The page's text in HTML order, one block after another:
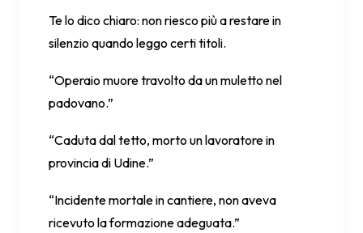
Te lo dico chiaro: non riesco più a restare in
silenzio quando leggo certi titoli.
“Operaio muore travolto da un muletto nel
padovano.”
“Caduta dal tetto, morto un lavoratore in
provincia di Udine.”
“Incidente mortale in cantiere, non aveva
ricevuto la formazione adeguata.”